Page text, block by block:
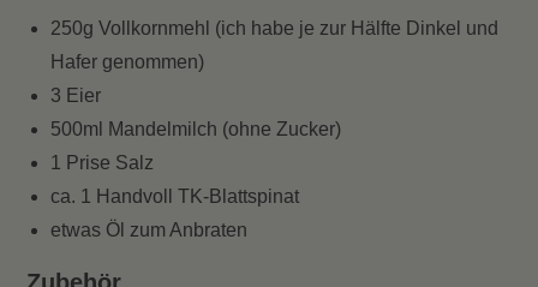
250g Vollkornmehl (ich habe je zur Hälfte Dinkel und
Hafer genommen)
3 Eier
500ml Mandelmilch (ohne Zucker)
1 Prise Salz
ca. 1 Handvoll TK-Blattspinat
etwas Öl zum Anbraten